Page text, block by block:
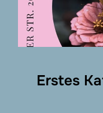
Erstes